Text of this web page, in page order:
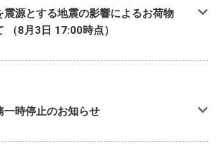
震源とする地震の影響によるお荷物
（8月3日 17:00時点）
一時停止のお知らせ